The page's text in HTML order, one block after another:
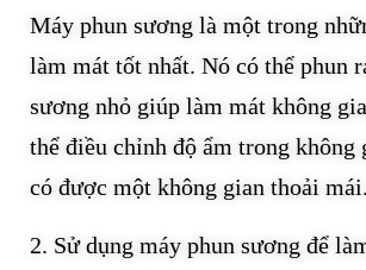
Máy phun sương là một trong
làm mát tốt nhất. Nó có thể phun
sương nhỏ giúp làm mát không
thể điều chỉnh độ ẩm trong không
có được một không gian thoải mái.
2. Sử dụng máy phun sương để